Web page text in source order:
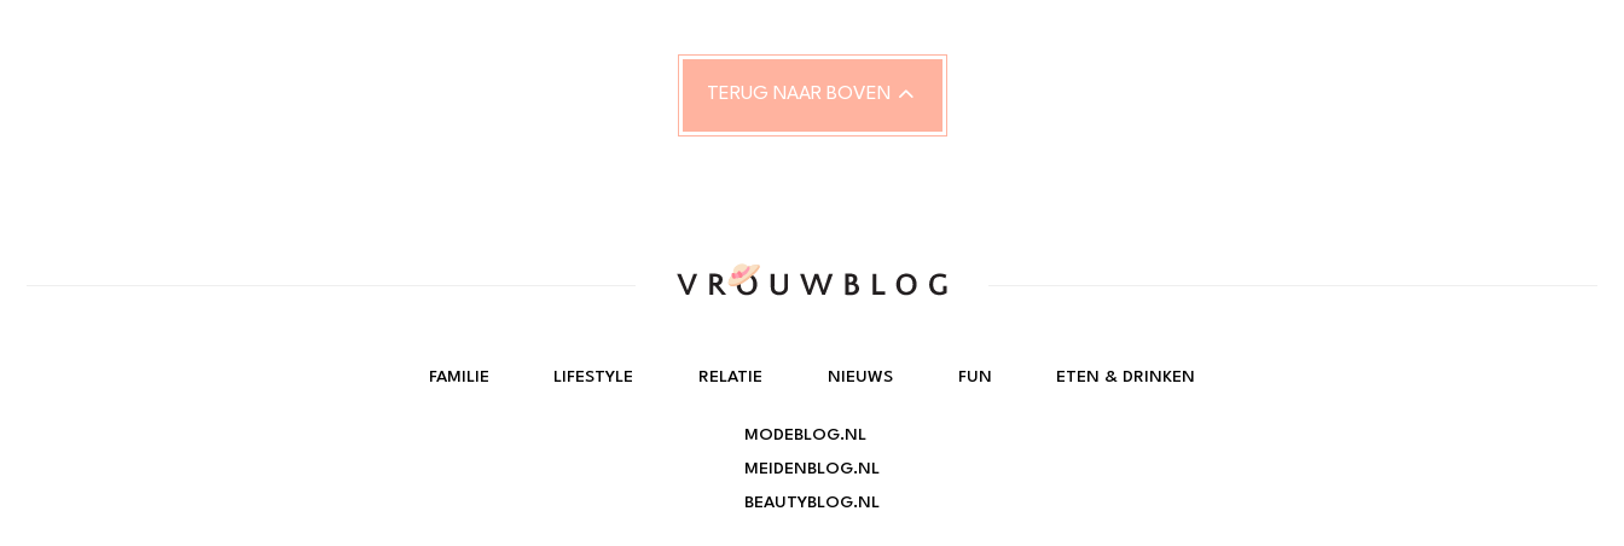
TERUG NAAR BOVEN
FAMILIE LIFESTYLE RELATIE NIEUWS FUN ETEN & DRINKEN
MODEBLOG.NL
MEIDENBLOG.NL
BEAUTYBLOG.NL